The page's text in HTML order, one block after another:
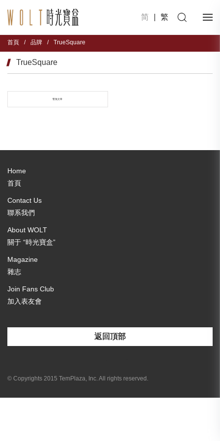
简 繁
首頁 / 品牌 / TrueSquare
TrueSquare
暫無文章
Home
首頁
Contact Us
聯系我們
About WOLT
關于 “時光寶盒”
Magazine
雜志
Join Fans Club
加入表友會
返回頂部
© Copyrights 2015 TemPlaza, Inc. All rights reserved.